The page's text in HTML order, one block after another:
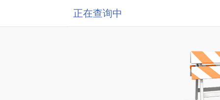
正在查询中